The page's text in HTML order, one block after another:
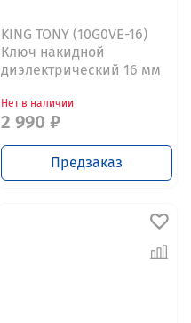
KING TONY (10G0VE-16)
Ключ накидной
диэлектрический 16 мм
Нет в наличии
2 990 ₽
Предзаказ